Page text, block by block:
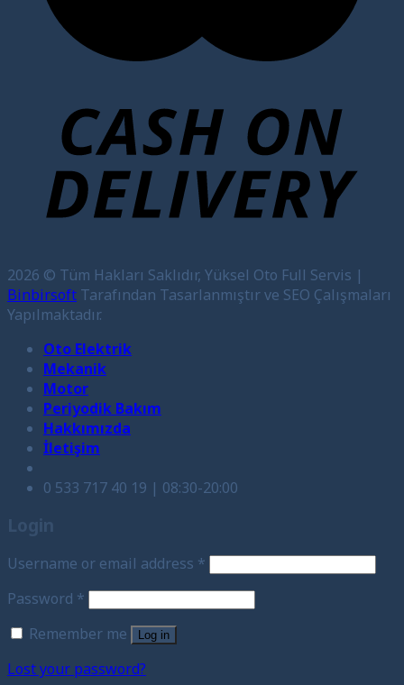
2026 © Tüm Hakları Saklıdır, Yüksel Oto Full Servis |
Binbirsoft Tarafından Tasarlanmıştır ve SEO Çalışmaları
Yapılmaktadır.
Oto Elektrik
Mekanik
Motor
Periyodik Bakım
Hakkımızda
İletişim
0 533 717 40 19 | 08:30-20:00
Login
Username or email address *
Password *
Remember me
Log in
Lost your password?